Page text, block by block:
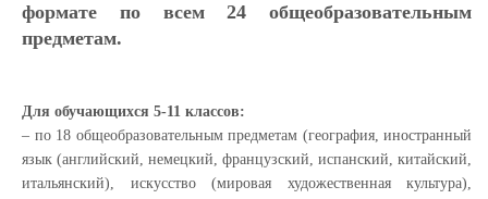
формате по всем 24 общеобразовательным
предметам.
Для обучающихся 5-11 классов:
– по 18 общеобразовательным предметам (география, иностранный
язык (английский, немецкий, французский, испанский, китайский,
итальянский), искусство (мировая художественная культура),